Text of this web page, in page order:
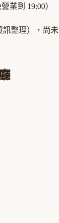
業到 19:00）
訊整理），尚